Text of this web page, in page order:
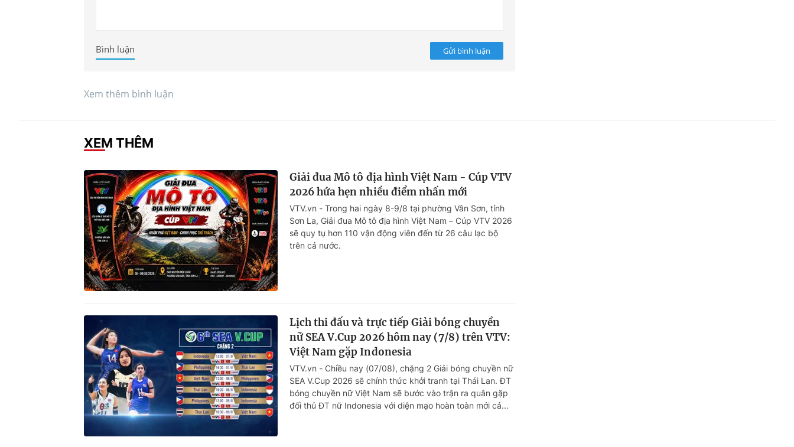
Gửi bình luận
Bình luận
Xem thêm bình luận
XEM THÊM
Giải đua Mô tô địa hình Việt Nam - Cúp VTV
2026 hứa hẹn nhiều điểm nhấn mới
VTV.vn - Trong hai ngày 8-9/8 tại phường Vân Sơn, tỉnh
Sơn La, Giải đua Mô tô địa hình Việt Nam – Cúp VTV 2026
sẽ quy tụ hơn 110 vận động viên đến từ 26 câu lạc bộ
trên cả nước.
Lịch thi đấu và trực tiếp Giải bóng chuyền
nữ SEA V.Cup 2026 hôm nay (7/8) trên VTV:
Việt Nam gặp Indonesia
VTV.vn - Chiều nay (07/08), chặng 2 Giải bóng chuyền nữ
SEA V.Cup 2026 sẽ chính thức khởi tranh tại Thái Lan. ĐT
bóng chuyền nữ Việt Nam sẽ bước vào trận ra quân gặp
đối thủ ĐT nữ Indonesia với diện mạo hoàn toàn mới cả...